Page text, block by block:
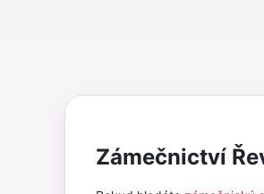
Zámečnictví